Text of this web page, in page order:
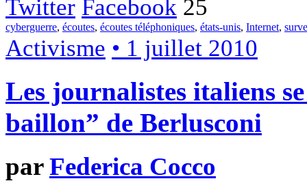
Twitter Facebook 25
cyberguerre, écoutes, écoutes téléphoniques, états-unis, Internet,
Activisme • 1 juillet 2010
Les journalistes italiens
baillon” de Berlusconi
parFederica Cocco